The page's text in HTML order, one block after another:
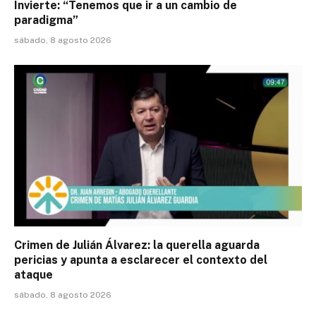
Invierte: “Tenemos que ir a un cambio de
paradigma”
sábado, 8 agosto 2026
Crimen de Julián Álvarez: la querella aguarda
pericias y apunta a esclarecer el contexto del
ataque
sábado, 8 agosto 2026